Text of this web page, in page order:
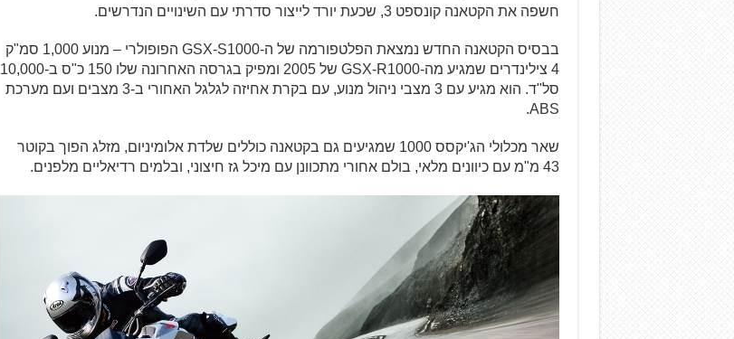
חשפה את הקטאנה קונספט 3, שכעת יורד לייצור סדרתי עם השינויים הנדרשים.
בבסיס הקטאנה החדש נמצאת הפלטפורמה של ה-GSX-S1000 הפופולרי – מנוע 1,000 סמ"ק
4 צילינדרים שמגיע מה-GSX-R1000 של 2005 ומפיק בגרסה האחרונה שלו 150 כ"ס ב-10,000
סל"ד. הוא מגיע עם 3 מצבי ניהול מנוע, עם בקרת אחיזה לגלגל האחורי ב-3 מצבים ועם מערכת
ABS.
שאר מכלולי הג'יקסס 1000 שמגיעים גם בקטאנה כוללים שלדת אלומיניום, מזלג הפוך בקוטר
43 מ"מ עם כיוונים מלאי, בולם אחורי מתכוונן עם מיכל גז חיצוני, ובלמים רדיאליים מלפנים.